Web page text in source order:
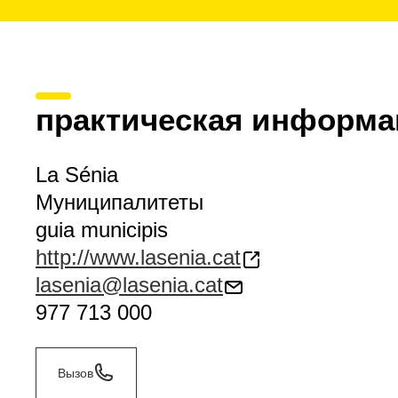
практическая
La Sénia
Муниципалитеты
guia municipis
http://www.lasenia.cat
lasenia@lasenia.cat
977 713 000
Вызов